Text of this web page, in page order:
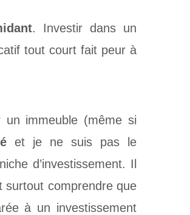
. Investir dans un
tout court fait peur à
immeuble (même si
et je ne suis pas le
d’investissement. Il
surtout comprendre que
à un investissement